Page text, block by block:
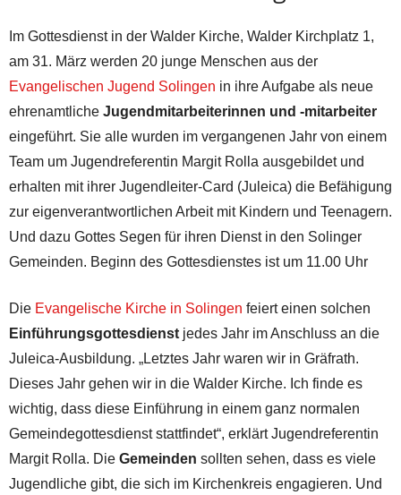
Im Gottesdienst in der Walder Kirche, Walder Kirchplatz 1,
am 31. März werden 20 junge Menschen aus der
Evangelischen Jugend Solingen in ihre Aufgabe als neue
ehrenamtliche Jugendmitarbeiterinnen und -mitarbeiter
eingeführt. Sie alle wurden im vergangenen Jahr von einem
Team um Jugendreferentin Margit Rolla ausgebildet und
erhalten mit ihrer Jugendleiter-Card (Juleica) die Befähigung
zur eigenverantwortlichen Arbeit mit Kindern und Teenagern.
Und dazu Gottes Segen für ihren Dienst in den Solinger
Gemeinden. Beginn des Gottesdienstes ist um 11.00 Uhr
Die Evangelische Kirche in Solingen feiert einen solchen
Einführungsgottesdienstjedes Jahr im Anschluss an die
Juleica-Ausbildung. „Letztes Jahr waren wir in Gräfrath.
Dieses Jahr gehen wir in die Walder Kirche. Ich finde es
wichtig, dass diese Einführung in einem ganz normalen
Gemeindegottesdienst stattfindet“, erklärt Jugendreferentin
Margit Rolla. Die Gemeinden sollten sehen, dass es viele
Jugendliche gibt, die sich im Kirchenkreis engagieren. Und